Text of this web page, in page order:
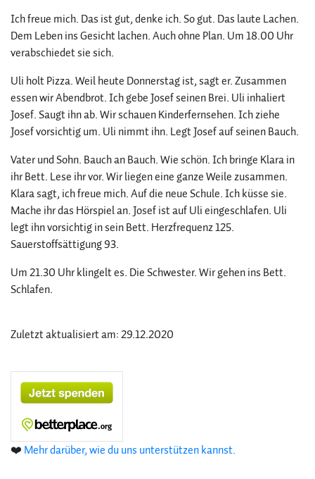
Ich freue mich. Das ist gut, denke ich. So gut. Das laute Lachen.
Dem Leben ins Gesicht lachen. Auch ohne Plan. Um 18.00 Uhr
verabschiedet sie sich.
Uli holt Pizza. Weil heute Donnerstag ist, sagt er. Zusammen
essen wir Abendbrot. Ich gebe Josef seinen Brei. Uli inhaliert
Josef. Saugt ihn ab. Wir schauen Kinderfernsehen. Ich ziehe
Josef vorsichtig um. Uli nimmt ihn. Legt Josef auf seinen Bauch.
Vater und Sohn. Bauch an Bauch. Wie schön. Ich bringe Klara in
ihr Bett. Lese ihr vor. Wir liegen eine ganze Weile zusammen.
Klara sagt, ich freue mich. Auf die neue Schule. Ich küsse sie.
Mache ihr das Hörspiel an. Josef ist auf Uli eingeschlafen. Uli
legt ihn vorsichtig in sein Bett. Herzfrequenz 125.
Sauerstoffsättigung 93.
Um 21.30 Uhr klingelt es. Die Schwester. Wir gehen ins Bett.
Schlafen.
Zuletzt aktualisiert am: 29.12.2020
❤️ Mehr darüber, wie du uns unterstützen kannst.